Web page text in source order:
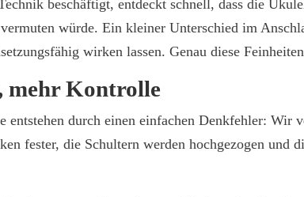
beschäftigt, entdeckt schnell, dass die
würde. Ein kleiner Unterschied im
wirken lassen. Genau diese
mehr Kontrolle
entstehen durch einen einfachen Denkfehler: Wir
fester, die Schultern werden hochgezogen und